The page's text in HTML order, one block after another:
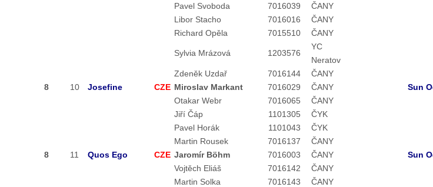
Pavel Svoboda 7016039
ČANY
Libor Stacho
7016016
ČANY
Richard Opěla
7015510 ČANY
Sylvia Mrázová 1203576
YC
Neratov
Zdeněk Uzdař
7016144
ČANY
8
10 Josefine CZE Miroslav Markant 7016029 ČANY Sun
Otakar Webr
7016065
ČANY
Jiří Čáp
1101305
ČYK
Pavel Horák
1101043
ČYK
Martin Rousek
7016137
ČANY
8
11 Quos Ego CZE Jaromír Böhm 7016003 ČANY Sun
Vojtěch Eliáš
7016142
ČANY
Martin Solka
7016143
ČANY